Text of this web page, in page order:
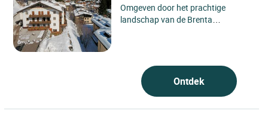
Omgeven door het prachtige
landschap van de Brenta
Ontdek